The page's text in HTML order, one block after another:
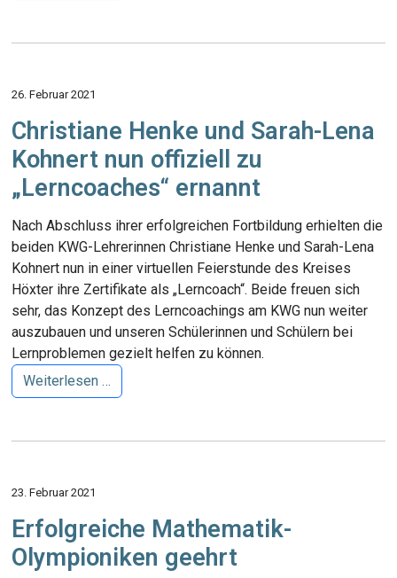
26. Februar 2021
Christiane Henke und Sarah-Lena
Kohnert nun offiziell zu
„Lerncoaches“ ernannt
Nach Abschluss ihrer erfolgreichen Fortbildung erhielten die
beiden KWG-Lehrerinnen Christiane Henke und Sarah-Lena
Kohnert nun in einer virtuellen Feierstunde des Kreises
Höxter ihre Zertifikate als „Lerncoach“. Beide freuen sich
sehr, das Konzept des Lerncoachings am KWG nun weiter
auszubauen und unseren Schülerinnen und Schülern bei
Lernproblemen gezielt helfen zu können.
Weiterlesen …
23. Februar 2021
Erfolgreiche Mathematik-
Olympioniken geehrt